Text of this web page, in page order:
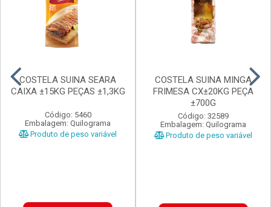
COSTELA SUINA SEARA
CAIXA ±15KG PEÇAS ±1,3KG
Código: 5460
Embalagem: Quilograma
Produto de peso variável
COSTELA SUINA MINGA
FRIMESA CX±20KG PEÇA
±700G
Código: 32589
Embalagem: Quilograma
Produto de peso variável